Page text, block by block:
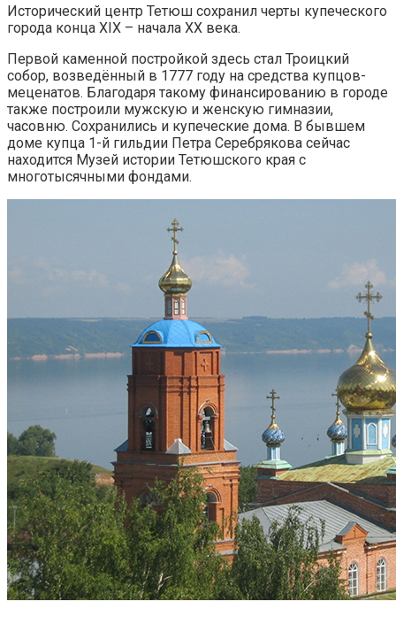
Исторический центр Тетюш сохранил черты купеческого
города конца XIX – начала XX века.
Первой каменной постройкой здесь стал Троицкий
собор, возведённый в 1777 году на средства купцов-
меценатов. Благодаря такому финансированию в городе
также построили мужскую и женскую гимназии,
часовню. Сохранились и купеческие дома. В бывшем
доме купца 1-й гильдии Петра Серебрякова сейчас
находится Музей истории Тетюшского края с
многотысячными фондами.